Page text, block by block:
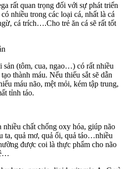
rất quan trọng đối với sự phát triển
nhiều trong các loại cá, nhất là cá
cá trích….Cho trẻ ăn cá sẽ rất tốt
sản (tôm, cua, ngao…) có rất nhiều
thành máu. Nếu thiếu sắt sẽ dẫn
máu não, mệt mỏi, kém tập trung,
tỉnh táo.
chất chống oxy hóa, giúp não
ta, quả mơ, quả ổi, quả táo…nhiều
được coi là thực phẩm cho não